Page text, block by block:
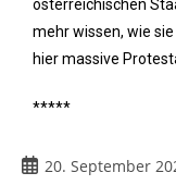
österreichischen
mehr wissen, wie
hier massive
*****
20. September